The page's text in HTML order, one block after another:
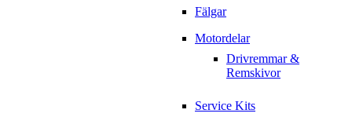
Fälgar
Motordelar
Drivremmar &
Remskivor
Service Kits